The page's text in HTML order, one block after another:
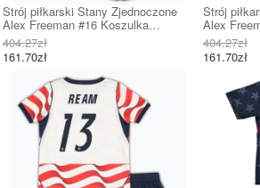
Strój piłkarski Stany Zjednoczone
Alex Freeman #16 Koszulka
Podstawowej dziecięce MŚ 2026
Krótki Rękaw (+ Krótkie spodenki)
404.27zł
161.70zł
Strój
Alex
Krótki
404.27zł
161.70zł